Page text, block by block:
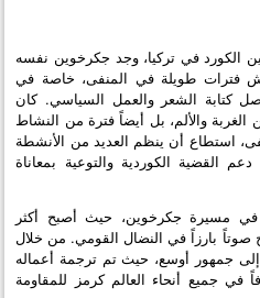
الكورد في تركيا، وجد جكرخوين نفسه
فترات طويلة في المنفى، خاصة في
كتابة الشعر والعمل السياسي. كان
والألم، بل أيضاً فترة من النشاط
استطاع أن ينظم العديد من الأنشطة
القضية الكوردية والتوعية بمعاناة
مسيرة جكرخوين، حيث أصبح أكثر
صوتاً بارزاً في النضال القومي. من خلال
جمهور أوسع، حيث تم ترجمة أعماله
في جميع أنحاء العالم كرمز للمقاومة